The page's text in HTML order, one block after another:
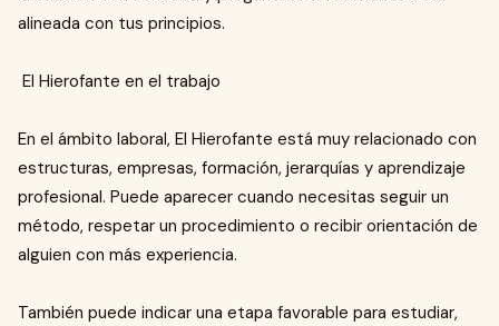
alineada con tus principios.
El Hierofante en el trabajo
En el ámbito laboral, El Hierofante está muy relacionado con
estructuras, empresas, formación, jerarquías y aprendizaje
profesional. Puede aparecer cuando necesitas seguir un
método, respetar un procedimiento o recibir orientación de
alguien con más experiencia.
También puede indicar una etapa favorable para estudiar,